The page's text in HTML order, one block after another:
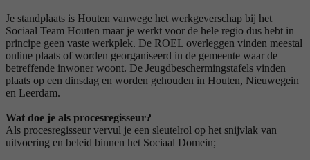
Je standplaats is Houten vanwege het werkgeverschap bij het
Sociaal Team Houten maar je werkt voor de hele regio dus hebt in
principe geen vaste werkplek. De ROEL overleggen vinden meestal
online plaats of worden georganiseerd in de gemeente waar de
betreffende inwoner woont. De Jeugdbeschermingstafels vinden
plaats op een dinsdag en worden gehouden in Houten, Nieuwegein
en Leerdam.
Wat doe je als procesregisseur?
Als procesregisseur vervul je een sleutelrol op het snijvlak van
uitvoering en beleid binnen het Sociaal Domein;